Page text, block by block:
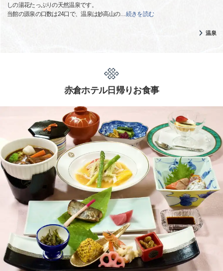
しの湯花たっぷりの天然温泉です。
当館の源泉の口数は24口で、温泉は妙高山の…続きを読む
温泉
赤倉ホテル日帰りお食事